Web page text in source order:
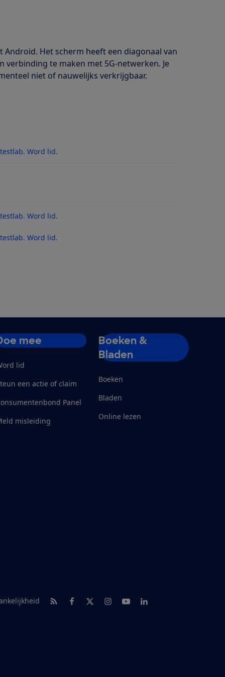
Het scherm heeft een diagonaal van
verbinding te maken met 5G-netwerken. Je
niet of nauwelijks verkrijgbaar.
Word lid.
Word lid.
updatesWord lid.
mee
lid
een actie of claim
Panel
misleiding
Boeken &
Bladen
Boeken
Bladen
Online lezen
RSS-feed nieuws
Facebook
TwitterInstagram
YoutubeLinkedIn